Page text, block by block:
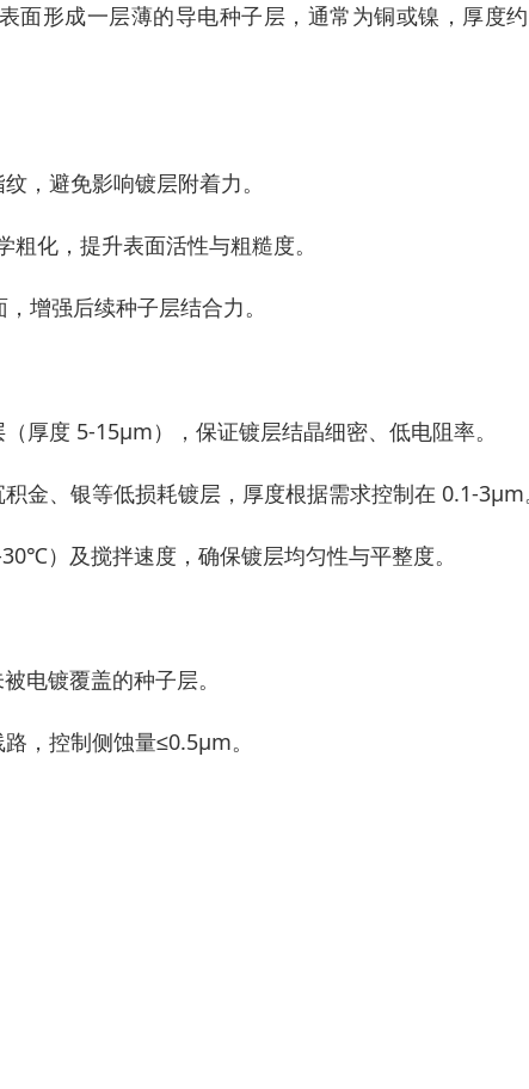
面形成一层薄的导电种子层，通常为铜或镍，厚度
，避免影响镀层附着力。
化，提升表面活性与粗糙度。
增强后续种子层结合力。
厚度 5-15μm），保证镀层结晶细密、低电阻率。
金、银等低损耗镀层，厚度根据需求控制在 0.1-
）及搅拌速度，确保镀层均匀性与平整度。
电镀覆盖的种子层。
，控制侧蚀量≤0.5μm。